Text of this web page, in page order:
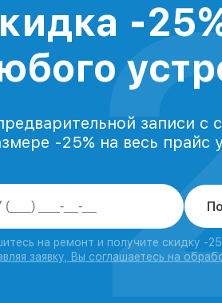
-
записи с
-25% на весь прайс
на ремонт и получите скидку -
заявку, Вы соглашаетесь на